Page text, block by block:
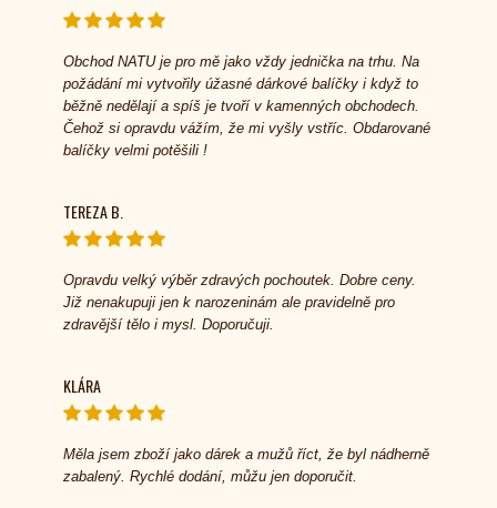
Obchod NATU je pro mě jako vždy jednička na trhu. Na
požádání mi vytvořily úžasné dárkové balíčky i když to
běžně nedělají a spíš je tvoří v kamenných obchodech.
Čehož si opravdu vážím, že mi vyšly vstříc. Obdarované
balíčky velmi potěšili !
TEREZA B.
Opravdu velký výběr zdravých pochoutek. Dobre ceny.
Již nenakupuji jen k narozeninám ale pravidelně pro
zdravější tělo i mysl. Doporučuji.
KLÁRA
Měla jsem zboží jako dárek a mužů říct, že byl nádherně
zabalený. Rychlé dodání, můžu jen doporučit.